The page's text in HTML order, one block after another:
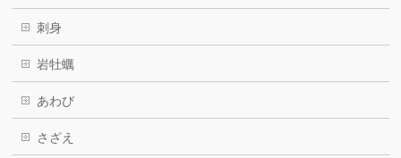
刺身
岩牡蠣
あわび
さざえ